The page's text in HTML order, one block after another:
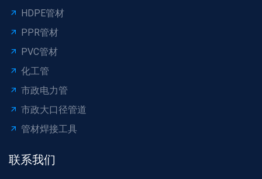
HDPE管材
PPR管材
PVC管材
化工管
市政电力管
市政大口径管道
管材焊接工具
联系我们